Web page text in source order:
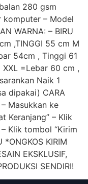
280 gsm
komputer – Model
WARNA: – BIRU
,TINGGI 55 cm M
54cm , Tinggi 61
=Lebar 60 cm ,
Naik 1
dipakai) CARA
Masukkan ke
Keranjang” – Klik
Klik tombol “Kirim
*ONGKOS KIRIM
EKSKLUSIF,
SENDIRI!